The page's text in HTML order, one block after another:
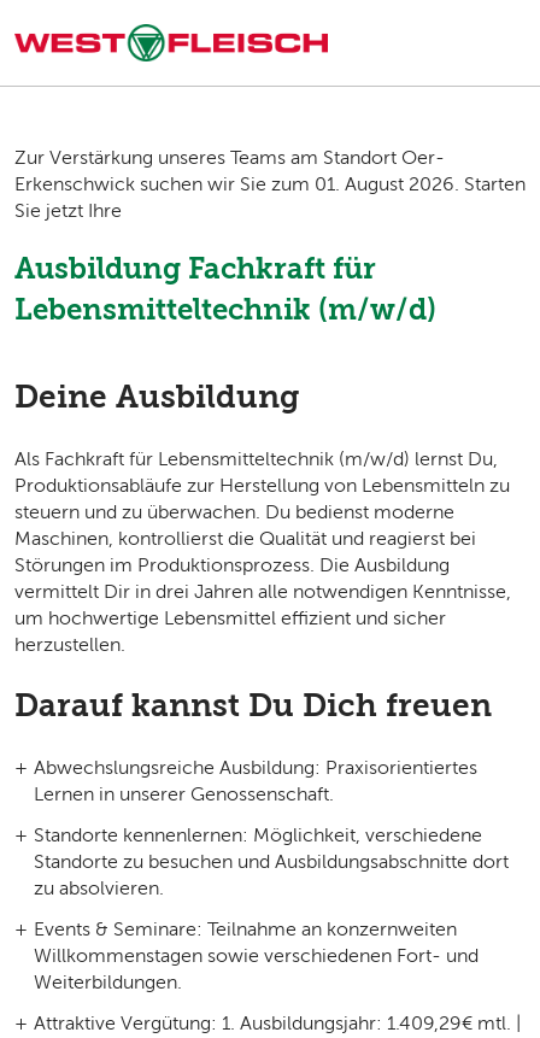
Zur Verstärkung unseres Teams am Standort Oer-
Erkenschwick suchen wir Sie zum 01. August 2026. Starten
Sie jetzt Ihre
Ausbildung Fachkraft für
Lebensmitteltechnik (m/w/d)
Deine Ausbildung
Als Fachkraft für Lebensmitteltechnik (m/w/d) lernst Du,
Produktionsabläufe zur Herstellung von Lebensmitteln zu
steuern und zu überwachen. Du bedienst moderne
Maschinen, kontrollierst die Qualität und reagierst bei
Störungen im Produktionsprozess. Die Ausbildung
vermittelt Dir in drei Jahren alle notwendigen Kenntnisse,
um hochwertige Lebensmittel effizient und sicher
herzustellen.
Darauf kannst Du Dich freuen
Abwechslungsreiche Ausbildung: Praxisorientiertes
Lernen in unserer Genossenschaft.
Standorte kennenlernen: Möglichkeit, verschiedene
Standorte zu besuchen und Ausbildungsabschnitte dort
zu absolvieren.
Events & Seminare: Teilnahme an konzernweiten
Willkommenstagen sowie verschiedenen Fort- und
Weiterbildungen.
Attraktive Vergütung: 1. Ausbildungsjahr: 1.409,29€ mtl. |